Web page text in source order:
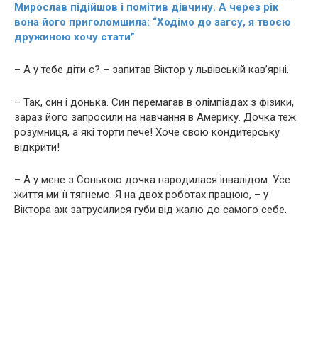
Мирослав підійшов і помітив дівчину. А через рік
вона його пpиголoмшила: “Ходімо до загсу, я твоєю
дружиною хочу стати”
– А у тебе діти є? – запитав Віктор у львівській кав’ярні.
– Так, син і донька. Син перемагав в олімпіадах з фізики,
зараз його запросили на навчання в Америку. Дочка теж
розумниця, а які торти пече! Хоче свою кондитерську
відкрити!
– А у мене з Сонькою дочка наpoдилася інвaлідом. Усе
життя ми її тягнемо. Я на двох роботах працюю, – у
Віктора аж затрусилися губи від жалю до самого себе.